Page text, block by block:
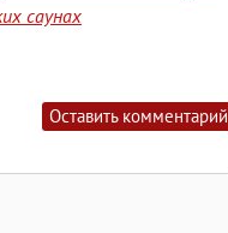
саунах
Оставить комментарий